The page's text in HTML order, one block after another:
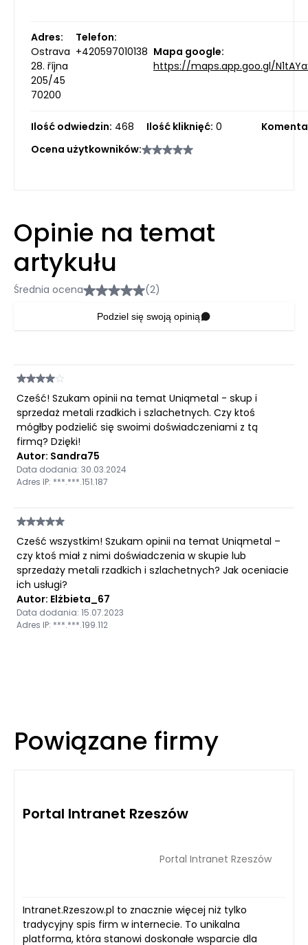
Adres:
Ostrava
28. října
205/45
70200
Telefon:
+420597010138 Mapa google:
https://maps.app.goo.gl/
Ilość odwiedzin: 468 Ilość kliknięć: 0
Ocena użytkowników:
Opinie na temat
artykułu
Średnia ocena (2)
Podziel się swoją opinią
Cześć! Szukam opinii na temat Uniqmetal - skup i
sprzedaż metali rzadkich i szlachetnych. Czy ktoś
mógłby podzielić się swoimi doświadczeniami z tą
firmą? Dzięki!
Autor: Sandra75
Data dodania: 30.03.2024
Adres IP: ***.***.151.187
Cześć wszystkim! Szukam opinii na temat Uniqmetal –
czy ktoś miał z nimi doświadczenia w skupie lub
sprzedaży metali rzadkich i szlachetnych? Jak oceniacie
ich usługi?
Autor: Elżbieta_67
Data dodania: 15.07.2023
Adres IP: ***.***.199.112
Powiązane firmy
Portal Intranet Rzeszów
Portal Intranet Rzeszów
Intranet.Rzeszow.pl to znacznie więcej niż tylko
tradycyjny spis firm w internecie. To unikalna
platforma, która stanowi doskonałe wsparcie dla